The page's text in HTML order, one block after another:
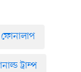
ফোনালাপ
ট্রাম্প